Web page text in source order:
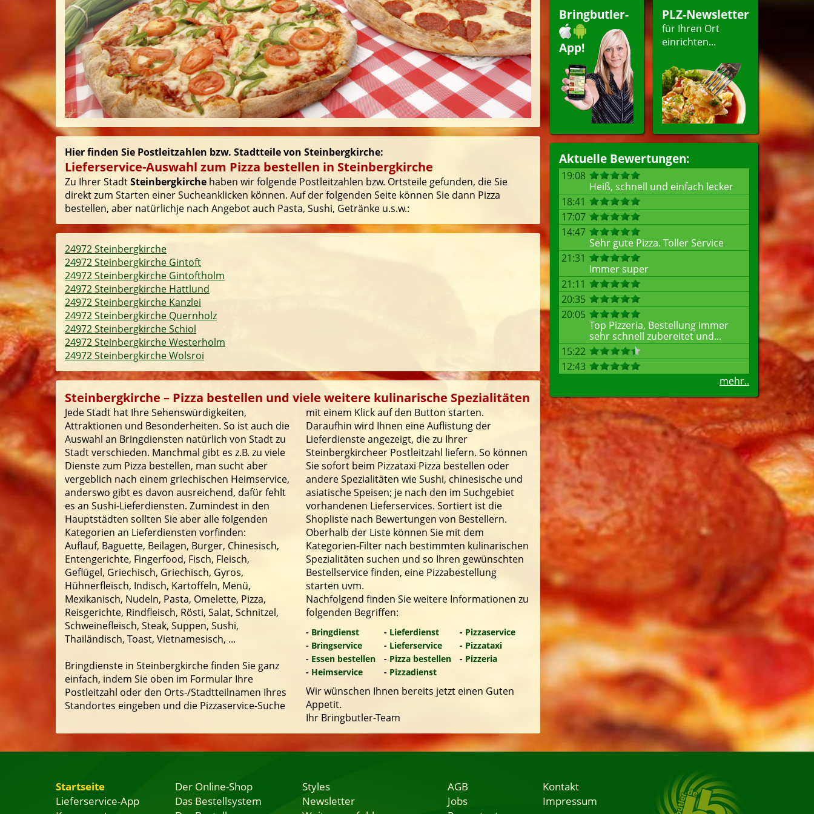
Bringbutler-
App!
PLZ-Newsletter
für Ihren Ort
einrichten...
Aktuelle Bewertungen:
19:08
Heiß, schnell und einfach lecker
18:41
17:07
14:47
Sehr gute Pizza. Toller Service
21:31
Immer super
21:11
20:35
20:05
Top Pizzeria, Bestellung immer
sehr schnell zubereitet und...
15:22
12:43
mehr..
Hier finden Sie Postleitzahlen bzw. Stadtteile von Steinbergkirche:
Lieferservice-Auswahl zum Pizza bestellen in Steinbergkirche
Zu Ihrer StadtSteinbergkirche haben wir folgende Postleitzahlen bzw. Ortsteile gefunden, die Sie
direkt zum Starten einer Sucheanklicken können. Auf der folgenden Seite können Sie dann Pizza
bestellen, aber natürlichje nach Angebot auch Pasta, Sushi, Getränke u.s.w.:
24972 Steinbergkirche
24972 Steinbergkirche Gintoft
24972 Steinbergkirche Gintoftholm
24972 Steinbergkirche Hattlund
24972 Steinbergkirche Kanzlei
24972 Steinbergkirche Quernholz
24972 Steinbergkirche Schiol
24972 Steinbergkirche Westerholm
24972 Steinbergkirche Wolsroi
Steinbergkirche – Pizza bestellen und viele weitere kulinarische Spezialitäten
Jede Stadt hat Ihre Sehenswürdigkeiten,
Attraktionen und Besonderheiten. So ist auch die
Auswahl an Bringdiensten natürlich von Stadt zu
Stadt verschieden. Manchmal gibt es z.B. zu viele
Dienste zum Pizza bestellen, man sucht aber
vergeblich nach einem griechischen Heimservice,
anderswo gibt es davon ausreichend, dafür fehlt
es an Sushi-Lieferdiensten. Zumindest in den
Hauptstädten sollten Sie aber alle folgenden
Kategorien an Lieferdiensten vorfinden:
Auflauf, Baguette, Beilagen, Burger, Chinesisch,
Entengerichte, Fingerfood, Fisch, Fleisch,
Geflügel, Griechisch, Griechisch, Gyros,
Hühnerfleisch, Indisch, Kartoffeln, Menü,
Mexikanisch, Nudeln, Pasta, Omelette, Pizza,
Reisgerichte, Rindfleisch, Rösti, Salat, Schnitzel,
Schweinefleisch, Steak, Suppen, Sushi,
Thailändisch, Toast, Vietnamesisch, ...
Bringdienste in Steinbergkirche finden Sie ganz
einfach, indem Sie oben im Formular Ihre
Postleitzahl oder den Orts-/Stadtteilnamen Ihres
Standortes eingeben und die Pizzaservice-Suche
mit einem Klick auf den Button starten.
Daraufhin wird Ihnen eine Auflistung der
Lieferdienste angezeigt, die zu Ihrer
Steinbergkircheer Postleitzahl liefern. So können
Sie sofort beim Pizzataxi Pizza bestellen oder
andere Spezialitäten wie Sushi, chinesische und
asiatische Speisen; je nach den im Suchgebiet
vorhandenen Lieferservices. Sortiert ist die
Shopliste nach Bewertungen von Bestellern.
Oberhalb der Liste können Sie mit dem
Kategorien-Filter nach bestimmten kulinarischen
Spezialitäten suchen und so Ihren gewünschten
Bestellservice finden, eine Pizzabestellung
starten uvm.
Nachfolgend finden Sie weitere Informationen zu
folgenden Begriffen:
- Bringdienst
- Bringservice
- Essen bestellen
- Heimservice
- Lieferdienst
- Lieferservice
- Pizza bestellen
- Pizzadienst
- Pizzaservice
- Pizzataxi
- Pizzeria
Wir wünschen Ihnen bereits jetzt einen Guten
Appetit.
Ihr Bringbutler-Team
Startseite
Lieferservice-App
Der Online-Shop
Das Bestellsystem
Styles
Newsletter
AGB
Jobs
Kontakt
Impressum